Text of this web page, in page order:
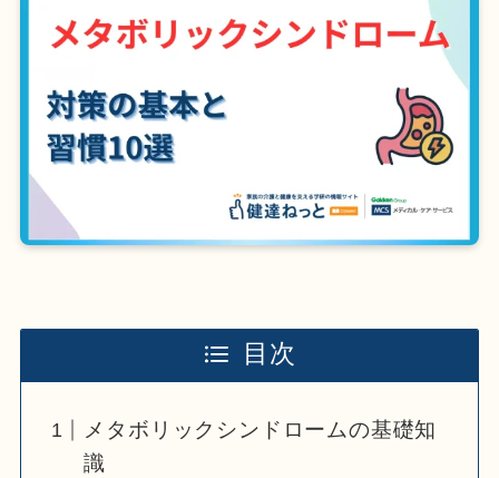
目次
メタボリックシンドロームの基礎知
識